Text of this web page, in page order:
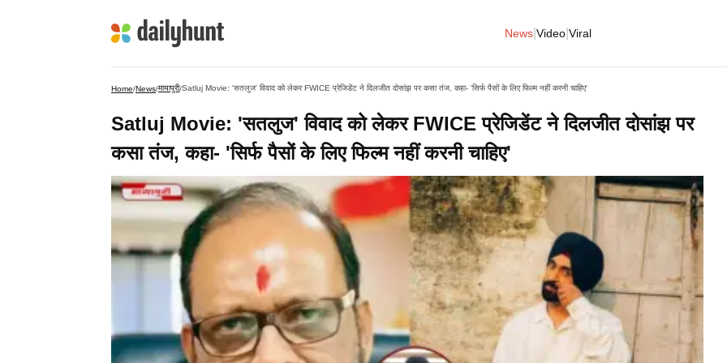
News Video Viral
Home/News/मायापुरी/Satluj Movie: 'सतलुज' विवाद को लेकर FWICE प्रेजिडेंट ने दिलजीत दोसांझ पर कसा तंज, कहा- 'सिर्फ पैसों के लिए फिल्म नहीं करनी चाहिए'
Satluj Movie: 'सतलुज' विवाद को लेकर FWICE प्रेजिडेंट ने दिलजीत दोसांझ पर
कसा तंज, कहा- 'सिर्फ पैसों के लिए फिल्म नहीं करनी चाहिए'